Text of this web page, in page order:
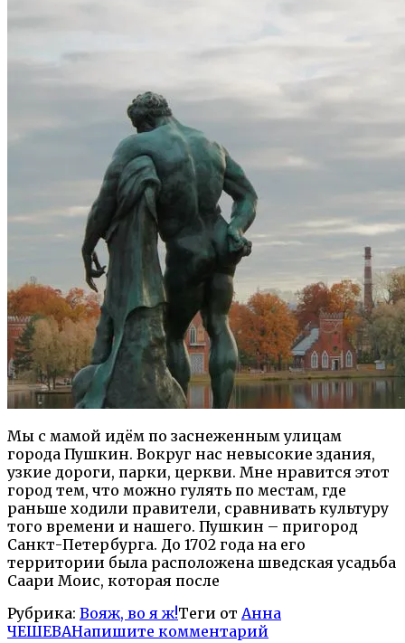
Мы с мамой идём по заснеженным улицам
города Пушкин. Вокруг нас невысокие здания,
узкие дороги, парки, церкви. Мне нравится этот
город тем, что можно гулять по местам, где
раньше ходили правители, сравнивать культуру
того времени и нашего. Пушкин – пригород
Санкт-Петербурга. До 1702 года на его
территории была расположена шведская усадьба
Саари Моис, которая после
Рубрика: Вояж, во я ж!Теги от Анна
ЧЕШЕВАНапишите комментарий